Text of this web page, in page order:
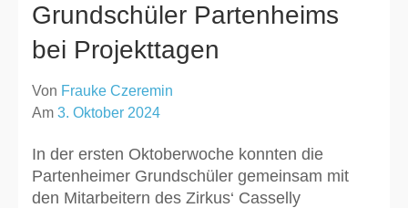
Grundschüler Partenheims
bei Projekttagen
Von Frauke Czeremin
Am 3. Oktober 2024
In der ersten Oktoberwoche konnten die
Partenheimer Grundschüler gemeinsam mit
den Mitarbeitern des Zirkus‘ Casselly